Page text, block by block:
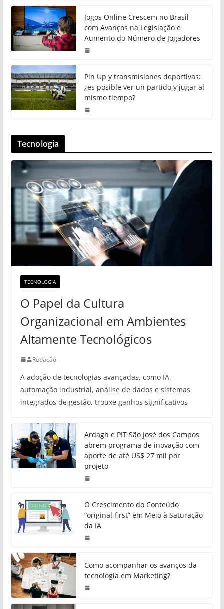
Jogos Online Crescem no Brasil
com Avanços na Legislação e
Aumento do Número de Jogadores
Pin Up y transmisiones deportivas:
¿es posible ver un partido y jugar al
mismo tiempo?
Tecnologia
TECNOLOGIA
O Papel da Cultura
Organizacional em Ambientes
Altamente Tecnológicos
Redação
A adoção de tecnologias avançadas, como IA,
automação industrial, análise de dados e sistemas
integrados de gestão, trouxe ganhos significativos
Ardagh e PIT São José dos Campos
abrem programa de inovação com
aporte de até US$ 27 mil por
projeto
O Crescimento do Conteúdo
“original-first” em Meio à Saturação
da IA
Como acompanhar os avanços da
tecnologia em Marketing?